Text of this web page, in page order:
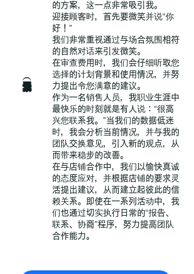
的方案，这一点非常吸引我。
迎接顾客时，首先要微笑并说“你
好！”
我们非常重视通过与场合氛围相符
的自然对话来引发微笑。
在审查费用时，我们会仔细听取您
选择的计划背景和使用情况，并努
力提出令您满意的建议。
作为一名销售人员，我职业生涯中
最快乐的时刻就是有人说：“很高
兴您联系我。”当我们的数据低迷
时，我会分析当前情况，并与我的
团队交换意见，引入新的观点，从
而带来稳步的改善。
在与店铺合作中，我们以愉快真诚
的态度应对，并根据店铺的要求灵
活提出建议，从而建立起彼此的信
赖关系。即使在一系列活动中，我
们也通过切实执行日常的“报告、
联系、协商”程序，努力提高团队
合作能力。